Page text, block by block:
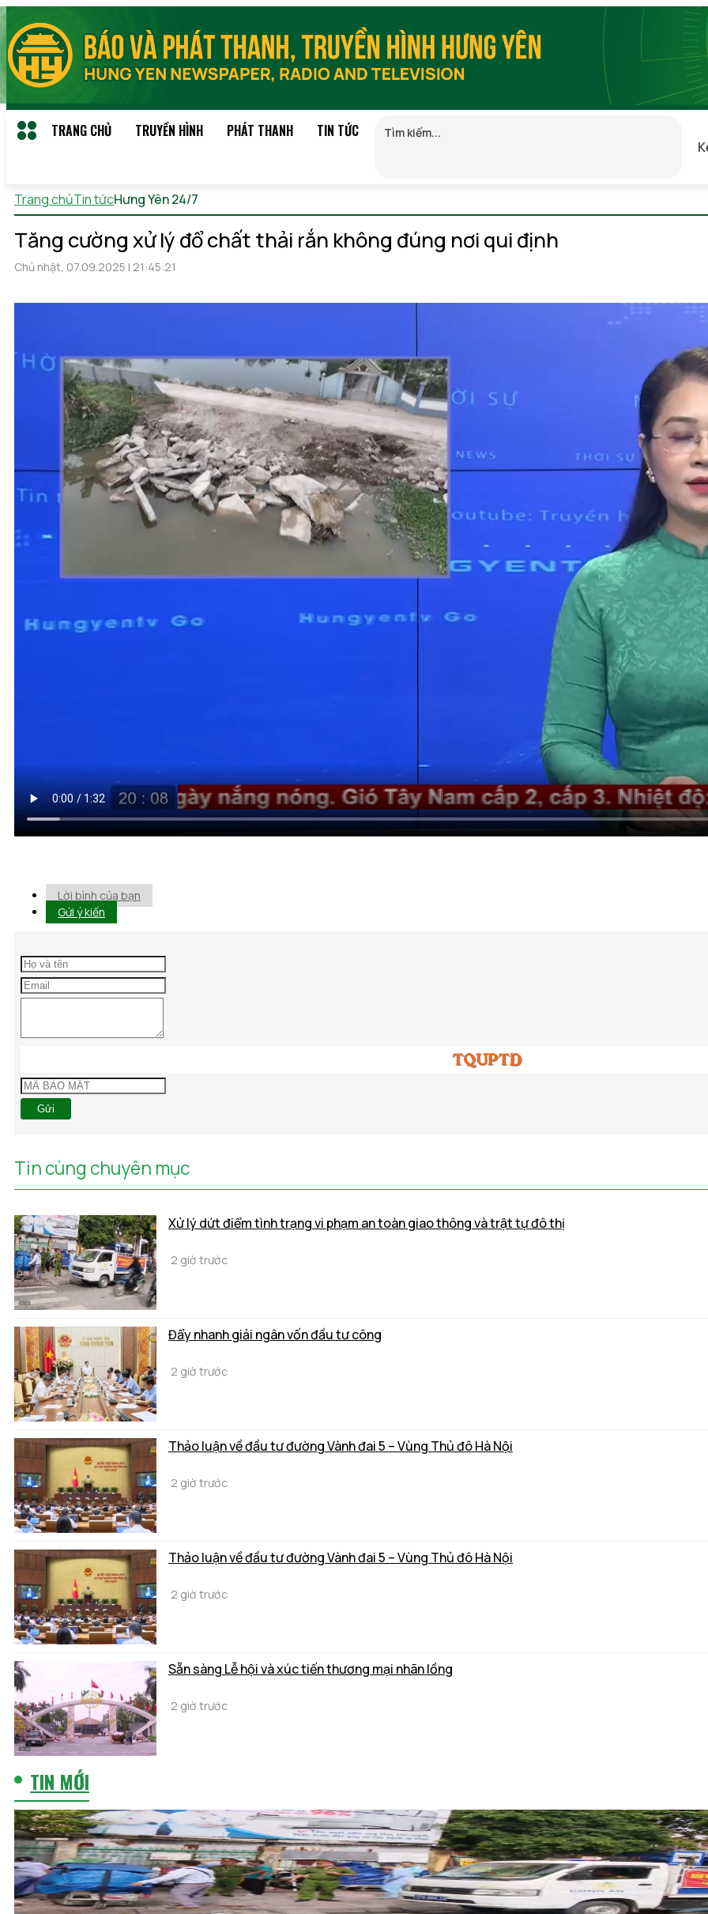
TRANG CHỦ TRUYỀN HÌNH PHÁT THANH TIN TỨC
Trang chủTin tứcHưng Yên 24/7
Tăng cường xử lý đổ chất thải rắn không đúng nơi qui định
Chủ nhật, 07.09.2025 | 21:45:21
Lời bình của bạn
Gửi ý kiến
Gửi
Tin cùng chuyên mục
Xử lý dứt điểm tình trạng vi phạm an toàn giao thông và trật tự đô thị
2 giờ trước
Đẩy nhanh giải ngân vốn đầu tư công
2 giờ trước
Thảo luận về đầu tư đường Vành đai 5 – Vùng Thủ đô Hà Nội
2 giờ trước
Thảo luận về đầu tư đường Vành đai 5 – Vùng Thủ đô Hà Nội
2 giờ trước
Sẵn sàng Lễ hội và xúc tiến thương mại nhãn lồng
2 giờ trước
TIN MỚI